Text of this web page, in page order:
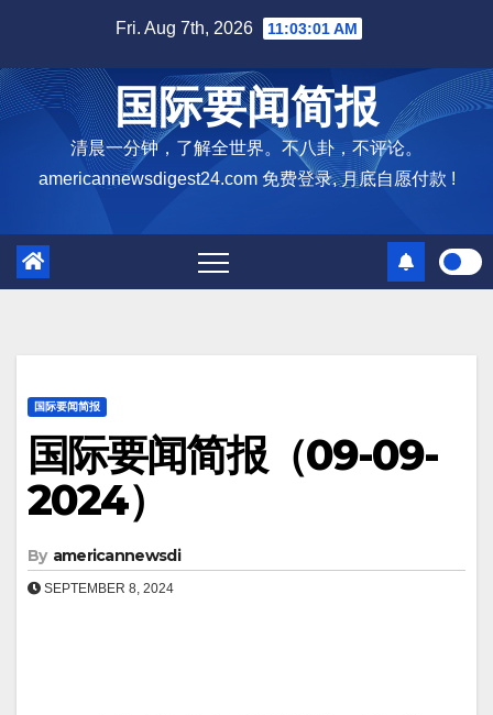
content
Fri. Aug 7th, 2026 11:03:02 AM
国际要闻简报
清晨一分钟，了解全世界。不八卦，不评论。
americannewsdigest24.com 免费登录, 月底自愿付款 !
国际要闻简报
国际要闻简报（09-09-
2024）
By americannewsdi
SEPTEMBER 8, 2024